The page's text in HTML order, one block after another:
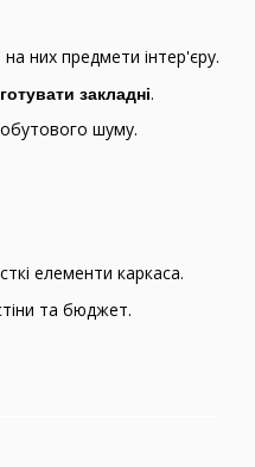
них предмети інтер'єру.
закладні.
шуму.
елементи каркаса.
та бюджет.